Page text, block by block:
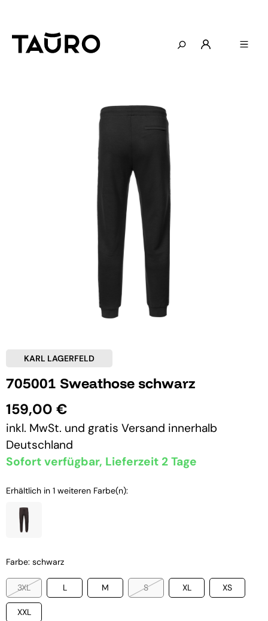
KARL LAGERFELD
705001 Sweathose schwarz
159,00 €
inkl. MwSt. und gratis Versand innerhalb
Deutschland
Sofort verfügbar, Lieferzeit 2 Tage
Erhältlich in 1 weiteren Farbe(n):
Farbe: schwarz
3XL L M S XL XS
XXL